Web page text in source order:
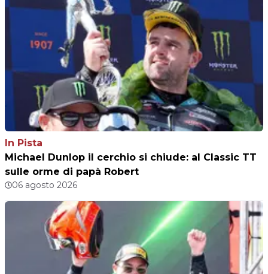
In Pista
Michael Dunlop il cerchio si chiude: al Classic TT
sulle orme di papà Robert
06 agosto 2026